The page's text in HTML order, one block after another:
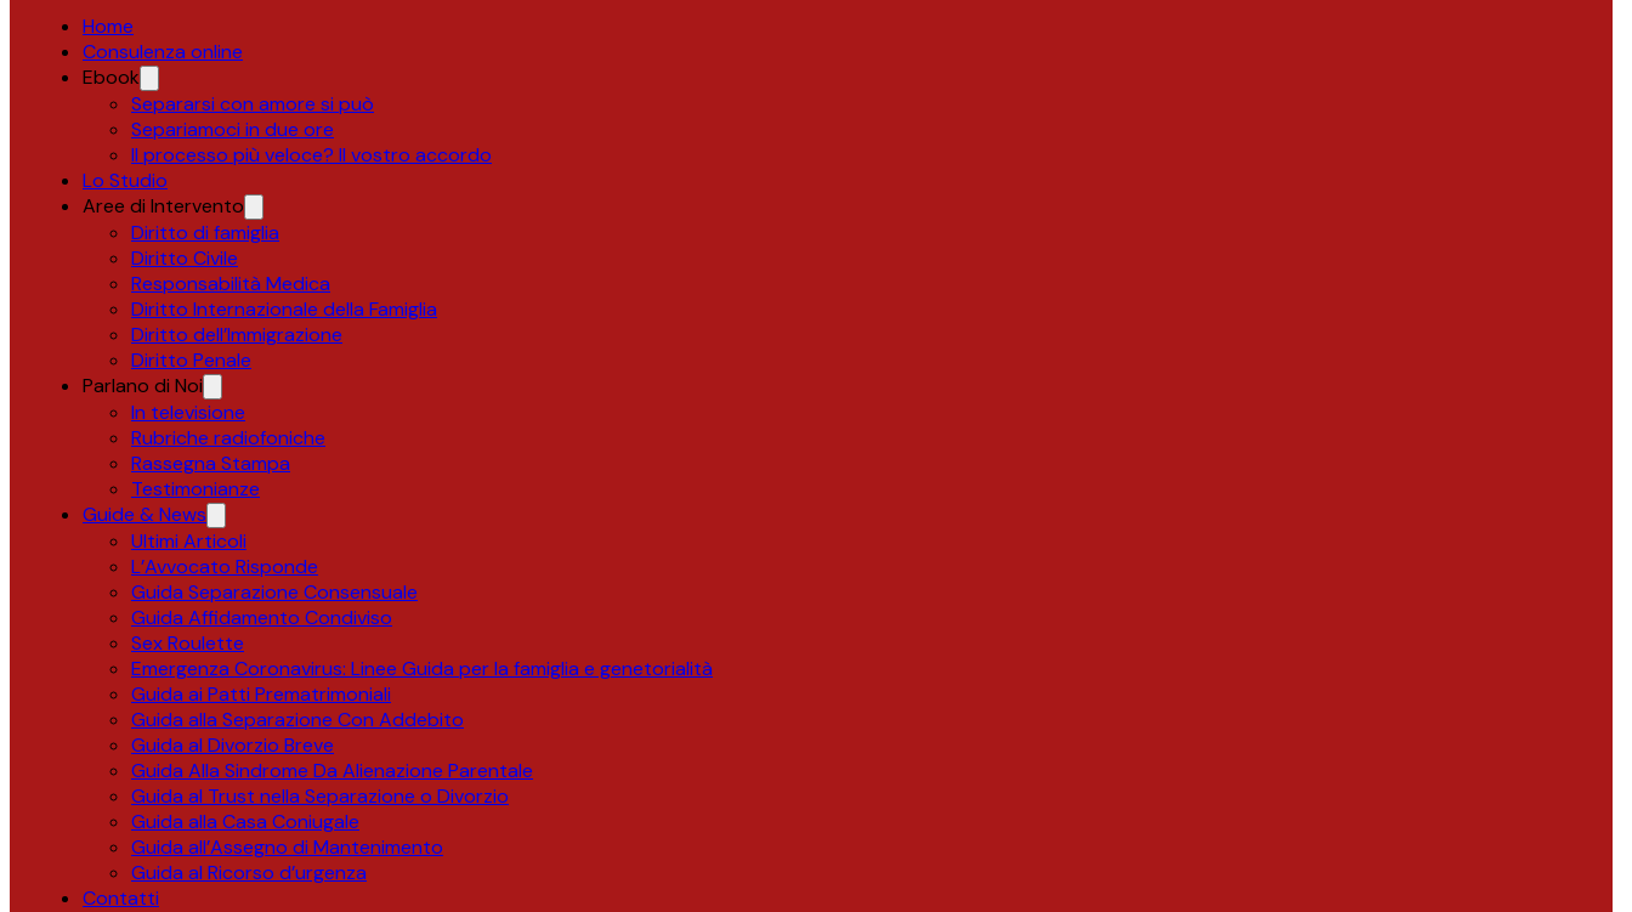
Home
Consulenza online
Ebook
Separarsi con amore si può
Separiamoci in due ore
Il processo più veloce? Il vostro accordo
Lo Studio
Aree di Intervento
Diritto di famiglia
Diritto Civile
Responsabilità Medica
Diritto Internazionale della Famiglia
Diritto dell’Immigrazione
Diritto Penale
Parlano di Noi
In televisione
Rubriche radiofoniche
Rassegna Stampa
Testimonianze
Guide & News
Ultimi Articoli
L’Avvocato Risponde
Guida Separazione Consensuale
Guida Affidamento Condiviso
Sex Roulette
Emergenza Coronavirus: Linee Guida per la famiglia e genetorialità
Guida ai Patti Prematrimoniali
Guida alla Separazione Con Addebito
Guida al Divorzio Breve
Guida Alla Sindrome Da Alienazione Parentale
Guida al Trust nella Separazione o Divorzio
Guida alla Casa Coniugale
Guida all’Assegno di Mantenimento
Guida al Ricorso d’urgenza
Contatti